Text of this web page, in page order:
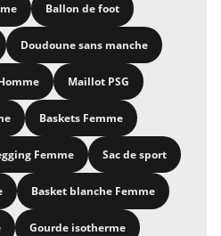
Ballon de foot
Doudoune sans manche
Maillot PSG
Baskets Femme
Femme Sac de sport
Basket blanche Femme
Gourde isotherme